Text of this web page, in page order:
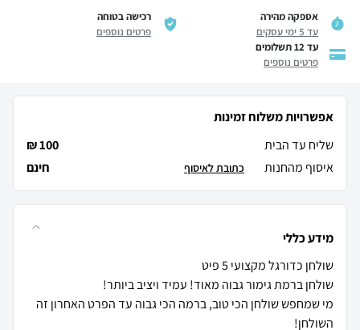
אספקה מהירה
עד 5 ימי עסקים
רכישה בטוחה
פרטים נוספים
עד 12 תשלומים
פרטים נוספים
אפשרויות משלוח זמינות
שליח עד הבית
100 ₪
איסוף מהחנות
חינם כתובת לאיסוף
מידע כללי
מי שמחפש שולחן הכי טוב, ברמה הכי גבוה עד הפרט האחרון זה